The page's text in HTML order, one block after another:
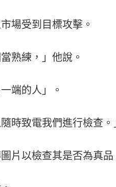
場受到目標攻擊。
熟練，」他說。
端的人」。
時致電我們進行檢查。
片以檢查其是否為真品